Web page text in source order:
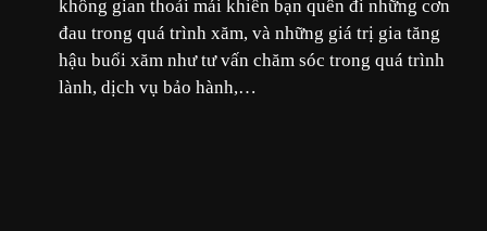
không gian thoải mái khiến bạn quên đi những cơn
đau trong quá trình xăm, và những giá trị gia tăng
hậu buổi xăm như tư vấn chăm sóc trong quá trình
lành, dịch vụ bảo hành,…